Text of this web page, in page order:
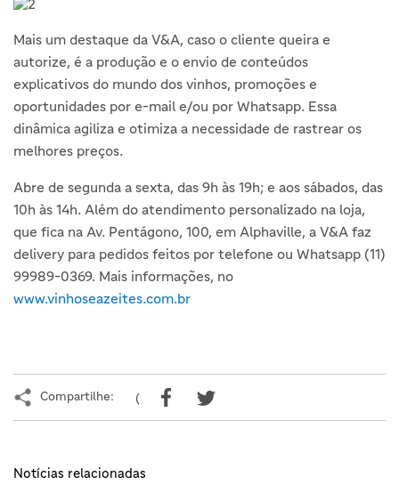
Mais um destaque da V&A, caso o cliente queira e
autorize, é a produção e o envio de conteúdos
explicativos do mundo dos vinhos, promoções e
oportunidades por e-mail e/ou por Whatsapp. Essa
dinâmica agiliza e otimiza a necessidade de rastrear os
melhores preços.
Abre de segunda a sexta, das 9h às 19h; e aos sábados, das
10h às 14h. Além do atendimento personalizado na loja,
que fica na Av. Pentágono, 100, em Alphaville, a V&A faz
delivery para pedidos feitos por telefone ou Whatsapp (11)
99989-0369. Mais informações, no
www.vinhoseazeites.com.br
Compartilhe: (
Notícias relacionadas